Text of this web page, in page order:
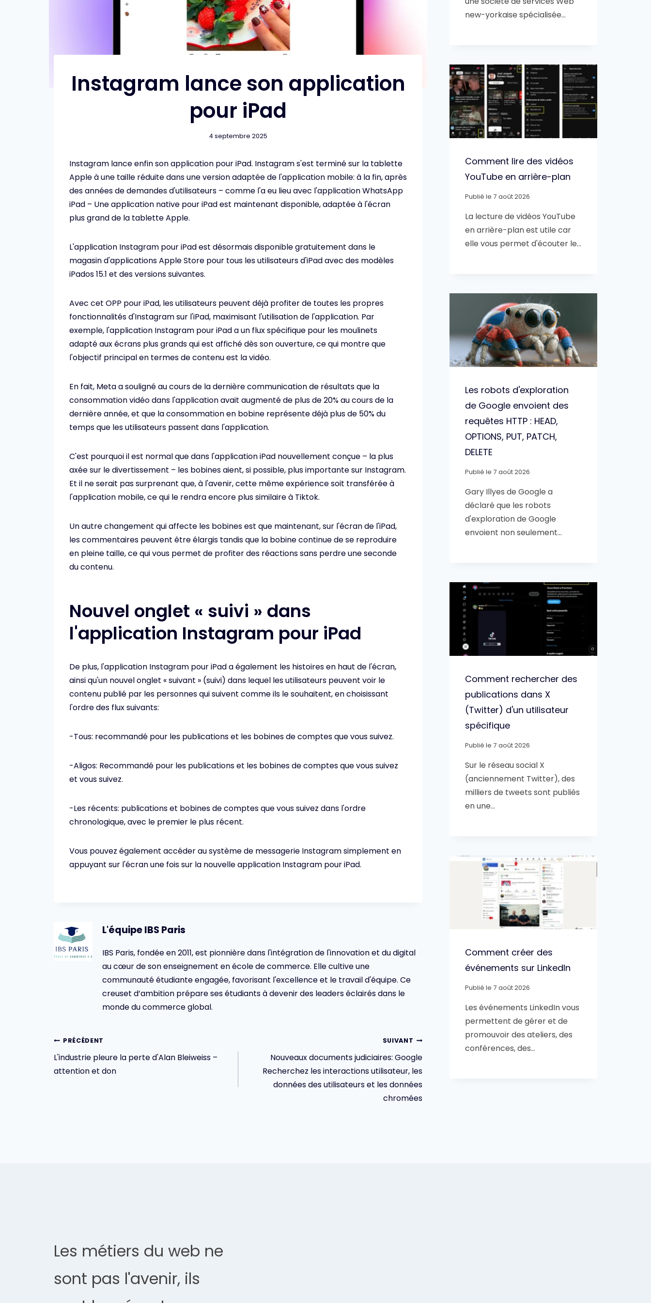
Instagram lance son application
pour iPad
4 septembre 2025
Instagram lance enfin son application pour iPad. Instagram s'est terminé sur la tablette
Apple à une taille réduite dans une version adaptée de l'application mobile: à la fin, après
des années de demandes d'utilisateurs – comme l'a eu lieu avec l'application WhatsApp
iPad – Une application native pour iPad est maintenant disponible, adaptée à l'écran
plus grand de la tablette Apple.
L'application Instagram pour iPad est désormais disponible gratuitement dans le
magasin d'applications Apple Store pour tous les utilisateurs d'iPad avec des modèles
iPados 15.1 et des versions suivantes.
Avec cet OPP pour iPad, les utilisateurs peuvent déjà profiter de toutes les propres
fonctionnalités d'Instagram sur l'iPad, maximisant l'utilisation de l'application. Par
exemple, l'application Instagram pour iPad a un flux spécifique pour les moulinets
adapté aux écrans plus grands qui est affiché dès son ouverture, ce qui montre que
l'objectif principal en termes de contenu est la vidéo.
En fait, Meta a souligné au cours de la dernière communication de résultats que la
consommation vidéo dans l'application avait augmenté de plus de 20% au cours de la
dernière année, et que la consommation en bobine représente déjà plus de 50% du
temps que les utilisateurs passent dans l'application.
C'est pourquoi il est normal que dans l'application iPad nouvellement conçue – la plus
axée sur le divertissement – les bobines aient, si possible, plus importante sur Instagram.
Et il ne serait pas surprenant que, à l'avenir, cette même expérience soit transférée à
l'application mobile, ce qui le rendra encore plus similaire à Tiktok.
Un autre changement qui affecte les bobines est que maintenant, sur l'écran de l'iPad,
les commentaires peuvent être élargis tandis que la bobine continue de se reproduire
en pleine taille, ce qui vous permet de profiter des réactions sans perdre une seconde
du contenu.
Nouvel onglet « suivi » dans
l'application Instagram pour iPad
De plus, l'application Instagram pour iPad a également les histoires en haut de l'écran,
ainsi qu'un nouvel onglet « suivant » (suivi) dans lequel les utilisateurs peuvent voir le
contenu publié par les personnes qui suivent comme ils le souhaitent, en choisissant
l'ordre des flux suivants:
-Tous: recommandé pour les publications et les bobines de comptes que vous suivez.
-Aligos: Recommandé pour les publications et les bobines de comptes que vous suivez
et vous suivez.
-Les récents: publications et bobines de comptes que vous suivez dans l'ordre
chronologique, avec le premier le plus récent.
Vous pouvez également accéder au système de messagerie Instagram simplement en
appuyant sur l'écran une fois sur la nouvelle application Instagram pour iPad.
L'équipe IBS Paris
IBS Paris, fondée en 2011, est pionnière dans l'intégration de l'innovation et du digital
au cœur de son enseignement en école de commerce. Elle cultive une
communauté étudiante engagée, favorisant l'excellence et le travail d'équipe. Ce
creuset d’ambition prépare ses étudiants à devenir des leaders éclairés dans le
monde du commerce global.
Navigation
de
PRÉCÉDENT
L'industrie pleure la perte d'Alan Bleiweiss –
attention et don
SUIVANT
Nouveaux documents judiciaires: Google
Recherchez les interactions utilisateur, les
données des utilisateurs et les données
chromées
new-yorkaise spécialisée…
Comment lire des vidéos
YouTube en arrière-plan
Publié le 7 août 2026
La lecture de vidéos YouTube
en arrière-plan est utile car
elle vous permet d'écouter le…
Les robots d'exploration
de Google envoient des
requêtes HTTP : HEAD,
OPTIONS, PUT, PATCH,
DELETE
Publié le 7 août 2026
Gary Illyes de Google a
déclaré que les robots
d'exploration de Google
envoient non seulement…
Comment rechercher des
publications dans X
(Twitter) d'un utilisateur
spécifique
Publié le 7 août 2026
Sur le réseau social X
(anciennement Twitter), des
milliers de tweets sont publiés
en une…
Comment créer des
événements sur LinkedIn
Publié le 7 août 2026
Les événements LinkedIn vous
permettent de gérer et de
promouvoir des ateliers, des
conférences, des…
Les métiers du web ne
sont pas l'avenir, ils